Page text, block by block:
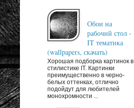
Обои на
рабочий стол -
IT тематика
(wallpapers, скачать)
Хорошая подборка картинок в
стилистике IT. Картинки
преимущественно в черно-
белых оттенках, отлично
подойдут для любителей
монохромности ...